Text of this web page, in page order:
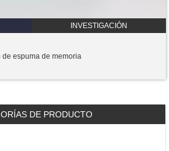
INVESTIGACIÓN
de espuma de memoria
DE PRODUCTO